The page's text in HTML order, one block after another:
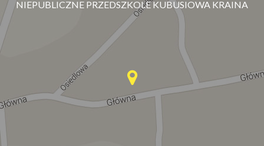
NIEPUBLICZNE PRZEDSZKOLE KUBUSIOWA KRAINA